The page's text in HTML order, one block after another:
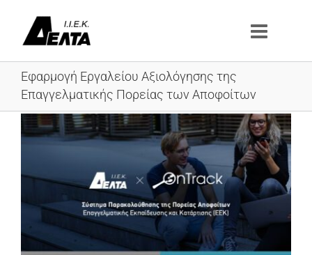
περιεχόμενο
Εφαρμογή Εργαλείου Αξιολόγησης της
Επαγγελματικής Πορείας των Αποφοίτων
μεγαλύτερης